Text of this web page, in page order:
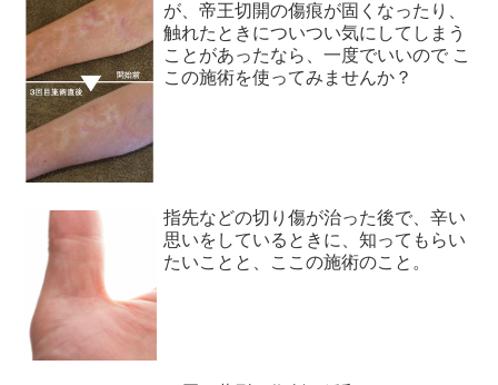
が、帝王切開の傷痕が固くなったり、
触れたときについつい気にしてしまう
ことがあったなら、一度でいいので こ
この施術を使ってみませんか？
指先などの切り傷が治った後で、辛い
思いをしているときに、知ってもらい
たいことと、ここの施術のこと。